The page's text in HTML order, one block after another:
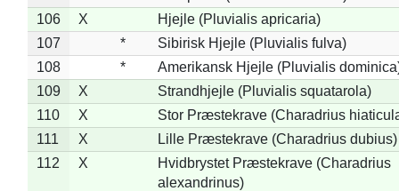
106
X
Hjejle (Pluvialis apricaria)
107
*
Sibirisk Hjejle (Pluvialis fulva)
108
*
Amerikansk Hjejle (Pluvialis
109
X
Strandhjejle (Pluvialis squatarola)
110
X
Stor Præstekrave (Charadrius
111
X
Lille Præstekrave (Charadrius dubius)
112
X
Hvidbrystet Præstekrave (Charadrius
alexandrinus)